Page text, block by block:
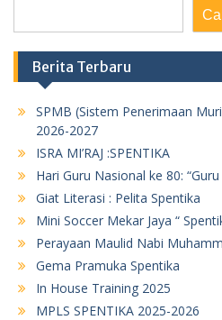
Berita Terbaru
SPMB (Sistem Penerimaan
2026-2027
ISRA MI’RAJ :SPENTIKA
Hari Guru Nasional ke 80:
Giat Literasi : Pelita Spentika
Mini Soccer Mekar Jaya “
Perayaan Maulid Nabi
Gema Pramuka Spentika
In House Training 2025
MPLS SPENTIKA 2025-2026